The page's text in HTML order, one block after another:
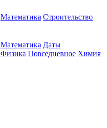
Математика Строительство
Математика Даты
Физика Повседневное Химия